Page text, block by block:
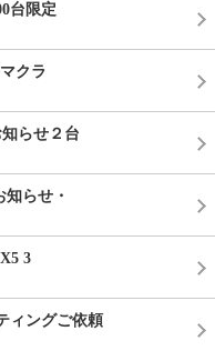
台限定
クラ
らせ２台
らせ・
3
ィングご依頼